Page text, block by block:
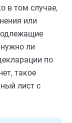
в том случае,
или
ли
по
такое
лист с